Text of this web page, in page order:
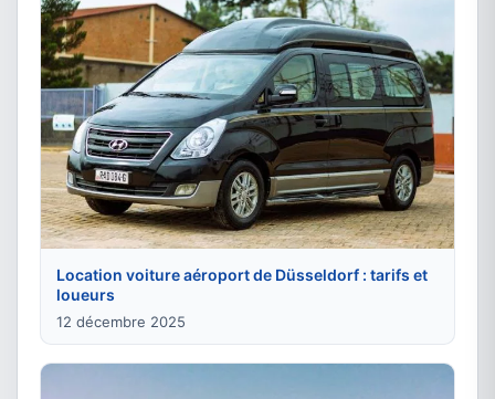
Location voiture aéroport de Düsseldorf : tarifs et
loueurs
12 décembre 2025